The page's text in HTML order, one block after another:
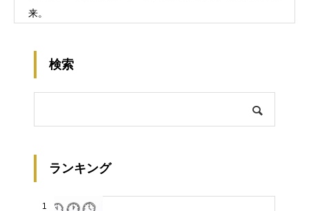
来。
検索
ランキング
1